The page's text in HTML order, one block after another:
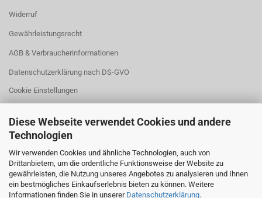
Diese Webseite verwendet Cookies und andere
Technologien
Wir verwenden Cookies und ähnliche Technologien, auch von
Drittanbietern, um die ordentliche Funktionsweise der Website zu
gewährleisten, die Nutzung unseres Angebotes zu analysieren und Ihnen
ein bestmögliches Einkaufserlebnis bieten zu können. Weitere
Informationen finden Sie in unserer Datenschutzerklärung.
Widerruf
Gewährleistungsrecht
AGB & Verbraucherinformationen
Datenschutzerklärung nach DS-GVO
Cookie Einstellungen
WIDERRUFSBUTTON
Klicken Sie auf den Button,